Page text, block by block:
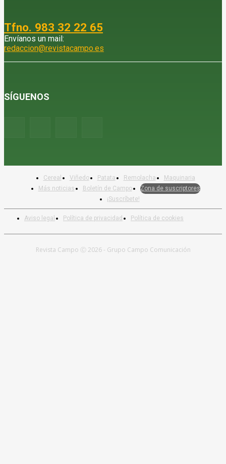
Tfno. 983 32 22 65
Envíanos un mail:
redaccion@revistacampo.es
SÍGUENOS
Aviso legal Política de privacidad Política de cookies
Cereal Viñedo Patata Remolacha
Maquinaria
Más noticias
Boletín de Campo
Zona de suscriptores
¡Suscríbete!
Revista Campo Ⓒ 2026 - Grupo Campo Comunicación